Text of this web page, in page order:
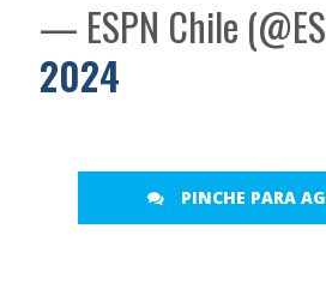
— ESPN Chile
2024
PINCHE PARA